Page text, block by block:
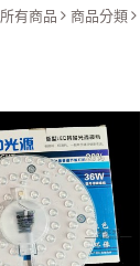
所有商品 商品分類